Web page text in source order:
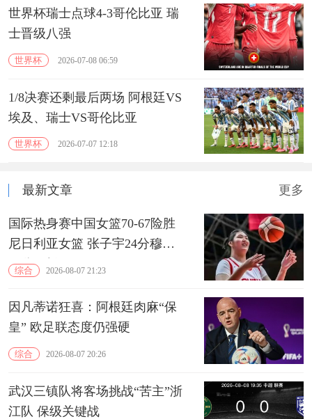
世界杯瑞士点球4-3哥伦比亚 瑞
士晋级八强
世界杯 2026-07-08 06:59
1/8决赛还剩最后两场 阿根廷VS
埃及、瑞士VS哥伦比亚
世界杯 2026-07-07 12:18
最新文章 更多
国际热身赛中国女篮70-67险胜
尼日利亚女篮 张子宇24分穆萨
15分10板
综合 2026-08-07 21:23
因凡蒂诺狂喜：阿根廷肉麻“保
皇” 欧足联态度仍强硬
综合 2026-08-07 20:26
武汉三镇队将客场挑战“苦主”浙
江队 保级关键战